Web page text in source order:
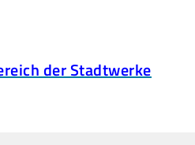
der Stadtwerke